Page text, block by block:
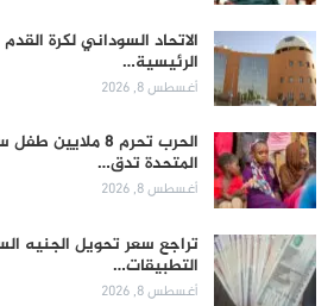
الاتحاد السوداني لكرة
الرئيسية…
أغسطس 8, 2026
الحرب تحرم 8
المتحدة تدق…
أغسطس 8, 2026
تراجع سعر تحويل الجنيه
التطبيقات…
أغسطس 8, 2026